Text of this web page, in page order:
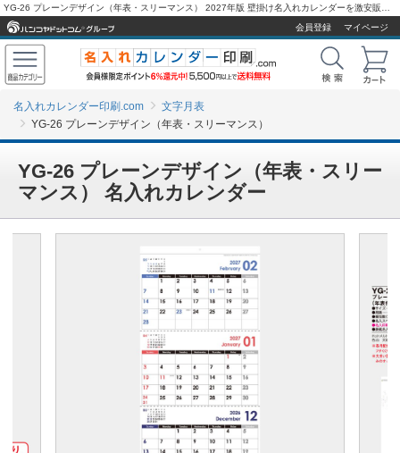
会員登録
マイページ
名入れカレンダー印刷.com
文字月表
YG-26 プレーンデザイン（年表・スリーマンス）
YG-26 プレーンデザイン（年表・スリー
マンス） 名入れカレンダー